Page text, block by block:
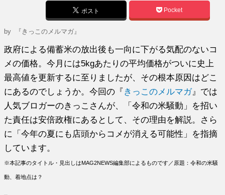
ポスト Pocket
by 『きっこのメルマガ』
政府による備蓄米の放出後も一向に下がる気配のないコ
メの価格。今月には5kgあたりの平均価格がついに史上
最高値を更新するに至りましたが、その根本原因はどこ
にあるのでしょうか。今回の『 きっこのメルマガ』では
人気ブロガーのきっこさんが、「令和の米騒動」を招い
た責任は安倍政権にあるとして、その理由を解説。さら
に「今年の夏にも店頭からコメが消える可能性」を指摘
しています。
※本記事のタイトル・見出しはMAG2NEWS編集部によるものです／原題：令和の米騒
動、着地点は？